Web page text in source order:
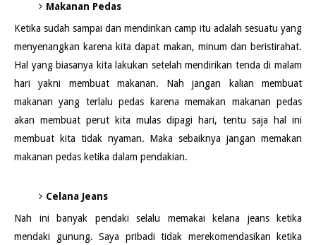
Makanan Pedas
Ketika sudah sampai dan mendirikan camp itu adalah sesuatu yang
menyenangkan karena kita dapat makan, minum dan beristirahat.
Hal yang biasanya kita lakukan setelah mendirikan tenda di malam
hari yakni membuat makanan. Nah jangan kalian membuat
makanan yang terlalu pedas karena memakan makanan pedas
akan membuat perut kita mulas dipagi hari, tentu saja hal ini
membuat kita tidak nyaman. Maka sebaiknya jangan memakan
makanan pedas ketika dalam pendakian.
Celana Jeans
Nah ini banyak pendaki selalu memakai kelana jeans ketika
mendaki gunung. Saya pribadi tidak merekomendasikan ketika